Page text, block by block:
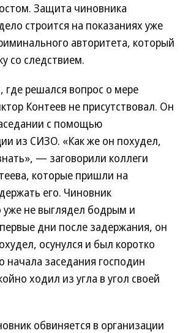
Защита чиновника
строится на показаниях уже
авторитета, который
со следствием.
где решался вопрос о мере
Контеев не присутствовал. Он
с помощью
из СИЗО. «Как же он похудел,
— заговорили коллеги
которые пришли на
его. Чиновник
уже не выглядел бодрым и
дни после задержания, он
осунулся и был коротко
начала заседания господин
ходил из угла в угол своей
обвиняется в организации